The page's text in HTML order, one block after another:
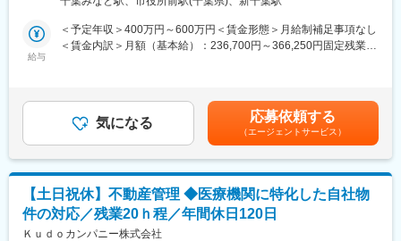
◇ドクターと二人三脚で創る”頼れる専門家”
幅広く総合的にドクターの支援を行う同社では、ドクターの想い
◇持続的な発展を見込んだ事業モデルの展開
ルを構築し、さらに現実とすることが同社の強みです。休診を最
小限にする独自の工法（登録第5722394号）を持ち、長年来院さ
れている患者様にも継続的に医療サービスを提供することを重視
しています。
＜ご経験が活かせるポイント＞
・利用者様やご家族、介護施設との関係づくりを行ってきた方
・様々な職種や関係機関との連携・調整業務に携わってきた方
■職務内容：
当社グループ企業である医療法人（訪問診療クリニック）にて、
ノルマはなく、介護施設やケアマネジャーとの信頼関係を築きな
がら、訪問診療を必要とする患者様を医療につなぐ役割です。
★当社の訪問診療は、介護施設など施設訪問が8割程度、個人宅へ
給与
＜予定年収＞400万円～600万円＜賃金形態＞月給制補足事項なし
＜賃金内訳＞月額（基本給）：236,700円～366,250円固定残業手
＞※上記年収は、経験に応じ決定します。■昇級：年1回■賞与あり
（業績により支給）※モデル年収※係長（30代）500万円課長（40
代）700万円部長（40代）800万円賃金はあくまでも目安の金額で
あり、選考を通じて上下する可能性があります。月給(月額)は固定
手当を含めた表記です。
気になる 応募依頼する
（エージェントサービス）
【土日祝休】不動産管理 ◆医療機関に特化した自社物
件の対応／残業20ｈ程／年間休日120日
Ｋｕｄｏカンパニー株式会社